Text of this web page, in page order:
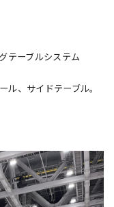
テーブルシステム
ル、サイドテーブル。